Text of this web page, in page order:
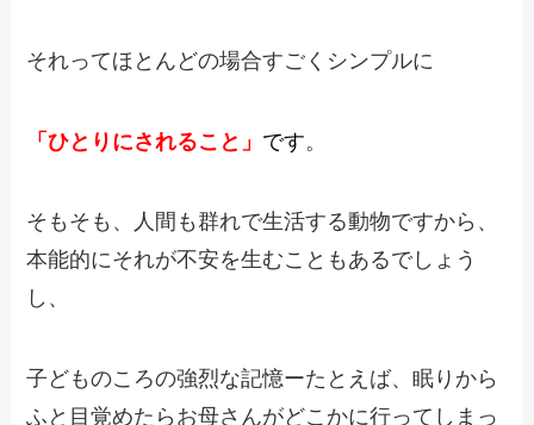
それってほとんどの場合すごくシンプルに
「ひとりにされること」 です。
そもそも、人間も群れで生活する動物ですから、
本能的にそれが不安を生むこともあるでしょう
し、
子どものころの強烈な記憶ーたとえば、眠りから
ふと目覚めたらお母さんがどこかに行ってしまっ